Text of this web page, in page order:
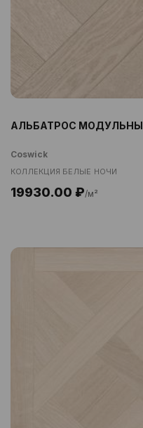
АЛЬБАТРОС
Coswick
КОЛЛЕКЦИЯ БЕЛЫЕ НОЧИ
19930.00 ₽/м²